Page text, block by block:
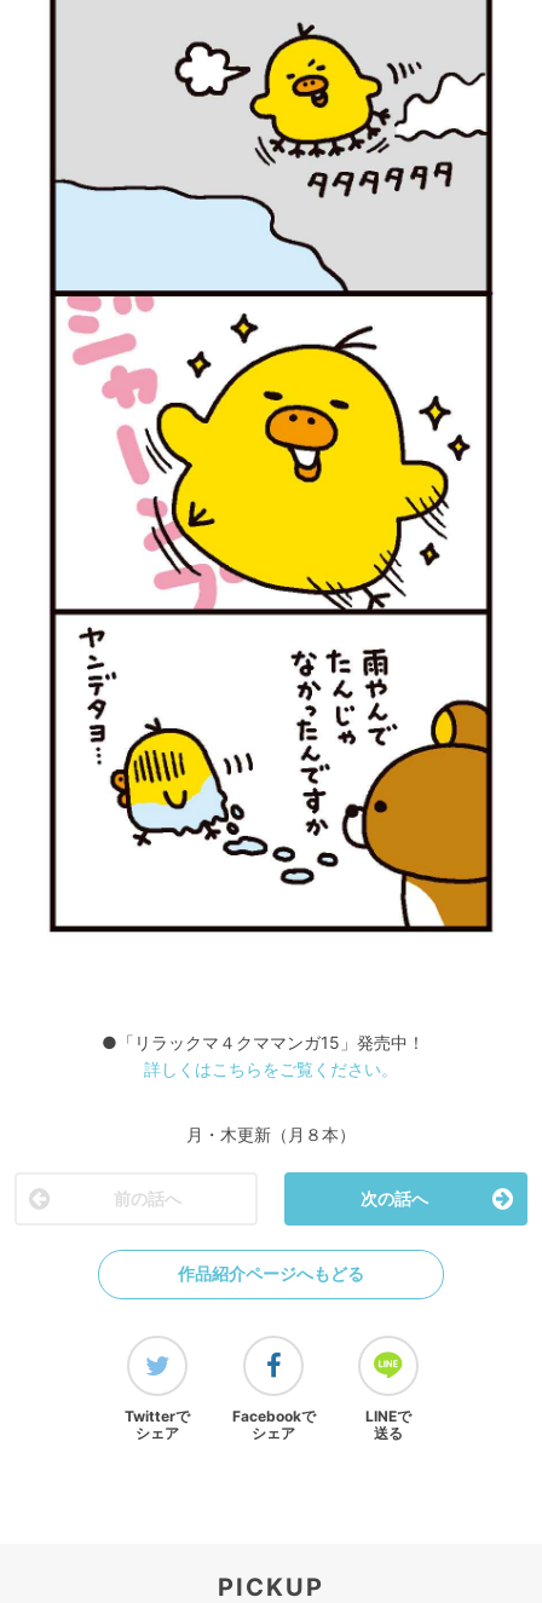
●「リラックマ４クママンガ15」発売中！
詳しくはこちらをご覧ください。
月・木更新（月８本）
前の話へ 次の話へ
作品紹介ページへもどる
Twitterで
シェア
Facebookで
シェア
LINEで
送る
PICKUP